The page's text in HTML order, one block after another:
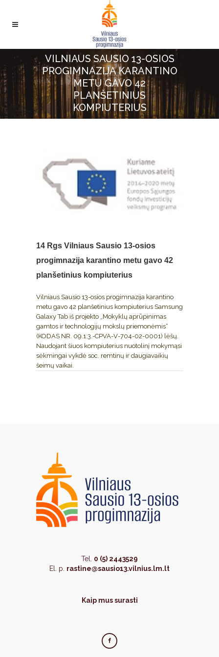
VILNIAUS SAUSIO 13-OSIOS
PROGIMNAZIJA KARANTINO
METU GAVO 42
PLANŠETINIUS
KOMPIUTERIUS
14 Rgs Vilniaus Sausio 13-osios
progimnazija karantino metu gavo 42
planšetinius kompiuterius
Vilniaus Sausio 13-osios progimnazija karantino
metu gavo 42 planšetinius kompiuterius Samsung
Galaxy Tab iš projekto „Mokyklų aprūpinimas
gamtos ir technologijų mokslų priemonėmis“
(KODAS NR. 09.1.3.-CPVA-V-704-02-0001) lėšų.
Naudojant šiuos kompiuterius nuotolinį mokymąsi
sėkmingai vykdė soc. remtinų ir daugiavaikių
šeimų vaikai.
Tel. 0 (5) 2443529
El. p. rastine@sausio13.vilnius.lm.lt
Kaip mus surasti